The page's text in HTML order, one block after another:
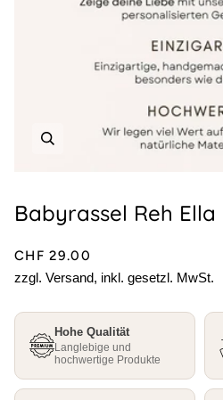
Babyrassel Reh
CHF 29.00
zzgl. Versand, inkl. gesetzl. MwSt.
Hohe Qualität
Langlebige und
hochwertige Produkte